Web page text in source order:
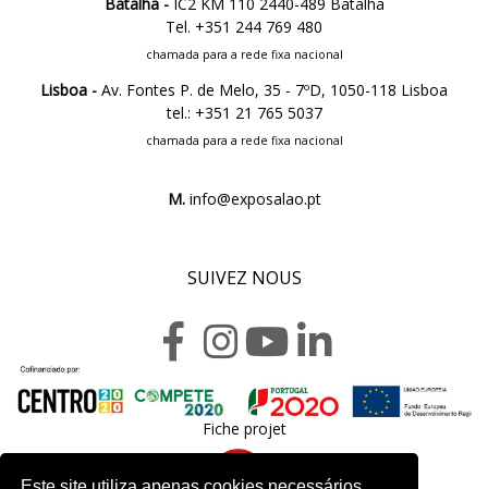
Tel. +351 244 769 480
chamada para a rede fixa nacional
Lisboa - Av. Fontes P. de Melo, 35 - 7ºD, 1050-118 Lisboa
tel.: +351 21 765 5037
chamada para a rede fixa nacional
M.info@exposalao.pt
SUIVEZ NOUS
Fiche projet